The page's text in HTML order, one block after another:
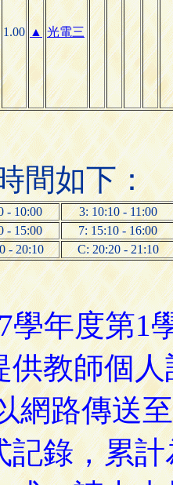
1.00 ▲ 光電三
間如下：
- 10:00
3: 10:10 - 11:00
- 15:00
7: 15:10 - 16:00
- 20:10 C: 20:20 - 21:10
學年度第1
供教師個
網路傳送
記錄，累